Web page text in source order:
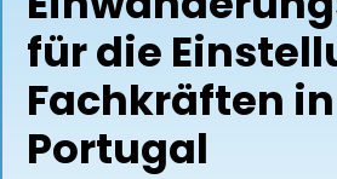
für die
Fachkräften in
Portugal